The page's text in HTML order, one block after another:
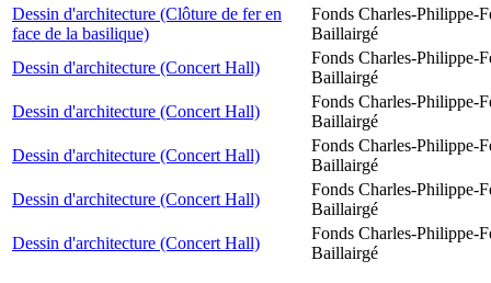
Dessin d'architecture (Clôture de fer en
face de la basilique)
Fonds Charles-Philippe-
Baillairgé
Dessin d'architecture (Concert Hall)
Fonds Charles-Philippe-
Baillairgé
Dessin d'architecture (Concert Hall)
Fonds Charles-Philippe-
Baillairgé
Dessin d'architecture (Concert Hall)
Fonds Charles-Philippe-
Baillairgé
Dessin d'architecture (Concert Hall)
Fonds Charles-Philippe-
Baillairgé
Dessin d'architecture (Concert Hall)
Fonds Charles-Philippe-
Baillairgé